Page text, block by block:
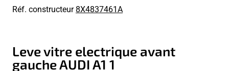
Réf. constructeur8X4837461A
Leve vitre electrique avant
gauche AUDI A1 1